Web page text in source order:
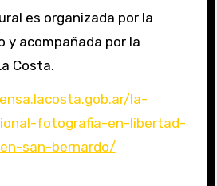
es organizada por la
y acompañada por la
Costa.
la-
fotografia-en-libertad-
san-bernardo/